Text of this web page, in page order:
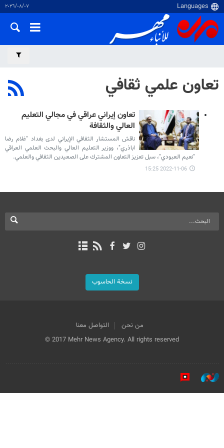
٠٧‏/٠٨‏/٢٠٢٦
تعاون علمي ثقافي
تعاون إيراني عراقي في مجالي التعليم
العالي والثقافة
ناقش المستشار الثقافي الإيراني لدى بغداد "غلام رضا
اباذري"، ووزير التعليم العالي والبحث العلمي العراقي
"نعيم العبودي"، سبل تعزيز التعاون المشترك على الصعيدين الثقافي والعلمي.
2022-11-06 15:25
نسخة الحاسوب
من نحن
التواصل معنا
© 2017 Mehr News Agency. All rights reserved